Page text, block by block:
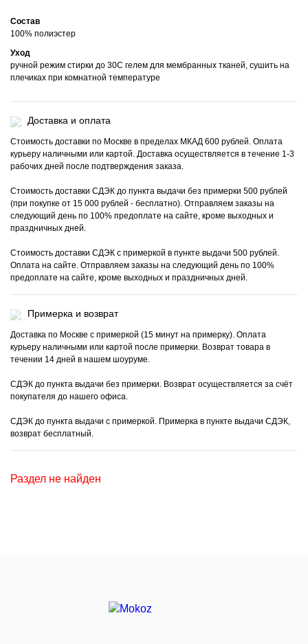
Состав
100% полиэстер
Уход
ручной режим стирки до 30С гелем для мембранных тканей, сушить на
плечиках при комнатной температуре
Доставка и оплата
Стоимость доставки по Москве в пределах МКАД 600 рублей. Оплата
курьеру наличными или картой. Доставка осуществляется в течение 1-3
рабочих дней после подтверждения заказа.
Стоимость доставки СДЭК до пункта выдачи без примерки 500 рублей
(при покупке от 15 000 рублей - бесплатно). Отправляем заказы на
следующий день по 100% предоплате на сайте, кроме выходных и
праздничных дней.
Стоимость доставки СДЭК с примеркой в пункте выдачи 500 рублей.
Оплата на сайте. Отправляем заказы на следующий день по 100%
предоплате на сайте, кроме выходных и праздничных дней.
Примерка и возврат
Доставка по Москве с примеркой (15 минут на примерку). Оплата
курьеру наличными или картой после примерки. Возврат товара в
течении 14 дней в нашем шоуруме.
СДЭК до пункта выдачи без примерки. Возврат осуществляется за счёт
покупателя до нашего офиса.
СДЭК до пункта выдачи с примеркой. Примерка в пункте выдачи СДЭК,
возврат бесплатный.
Раздел не найден